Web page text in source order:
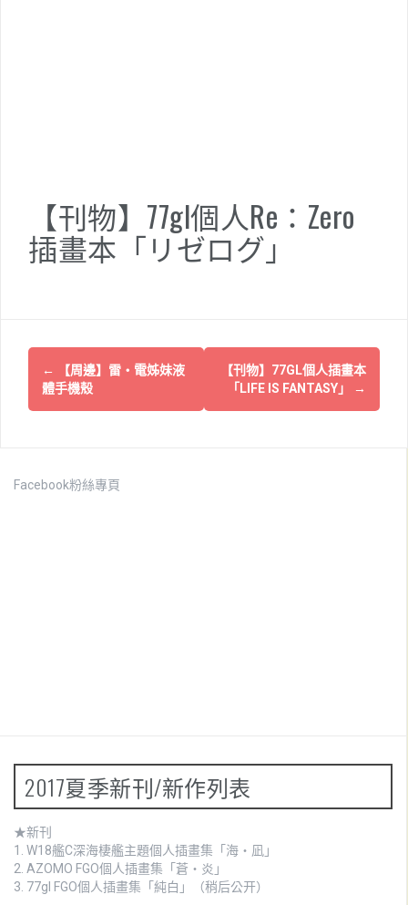
【刊物】77gl個人Re：Zero
插畫本「リゼログ」
P
o
t
o
n
←
【周邊】雷・電姊妹液
體手機殼
【刊物】77GL個人插畫本
「LIFE IS FANTASY」
→
Facebook粉絲專頁
2017夏季新刊/新作列表
★新刊
1. W18艦C深海棲艦主題個人插畫集「海・凪」
2. AZOMO FGO個人插畫集「蒼・炎」
3. 77gl FGO個人插畫集「純白」（稍后公开）